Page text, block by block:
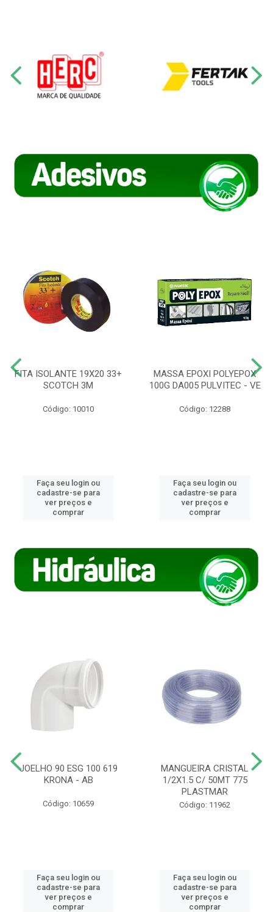
FITA ISOLANTE 19X20 33+
SCOTCH 3M
Código: 10010
Faça seu login ou
cadastre-se para
ver preços e
comprar
MASSA EPOXI POLYEPOX
100G DA005 PULVITEC - VE
Código: 12288
Faça seu login ou
cadastre-se para
ver preços e
comprar
JOELHO 90 ESG 100 619
KRONA - AB
Código: 10659
Faça seu login ou
cadastre-se para
ver preços e
comprar
MANGUEIRA CRISTAL
1/2X1.5 C/ 50MT 775
PLASTMAR
Código: 11962
Faça seu login ou
cadastre-se para
ver preços e
comprar